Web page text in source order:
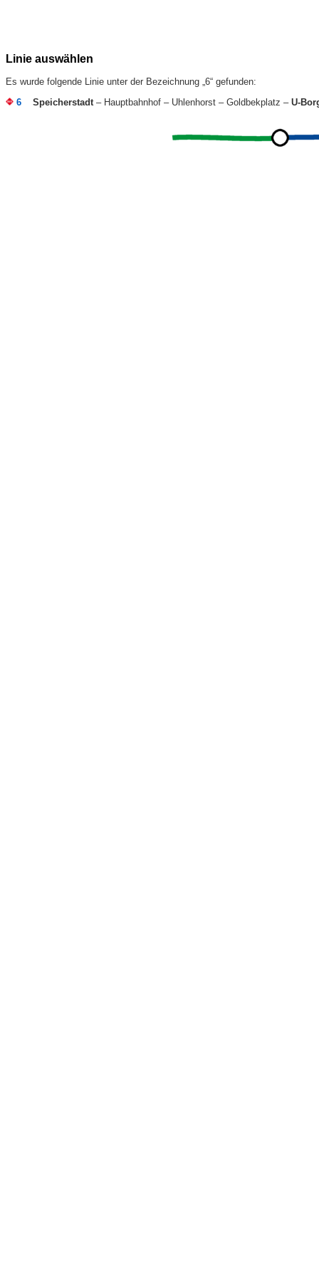
Linie auswählen
Es wurde folgende Linie unter der Bezeichnung „6“ gefunden:
6
Speicherstadt– Hauptbahnhof – Uhlenhorst – Goldbekplatz – U-